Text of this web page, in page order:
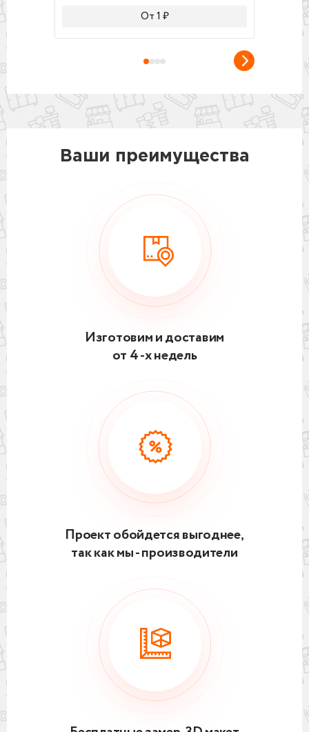
От 1 ₽
Ваши преимущества
Изготовим и доставим
от 4 -х недель
Проект обойдется выгоднее,
так как мы - производители